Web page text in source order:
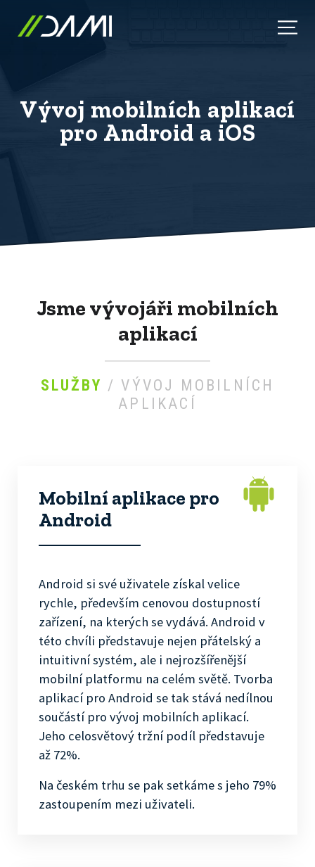
Vývoj mobilních aplikací
pro Android a iOS
Jsme vývojáři mobilních
aplikací
SLUŽBY / VÝVOJ MOBILNÍCH
APLIKACÍ
Mobilní aplikace pro
Android
Android si své uživatele získal velice
rychle, především cenovou dostupností
zařízení, na kterých se vydává. Android v
této chvíli představuje nejen přátelský a
intuitivní systém, ale i nejrozšířenější
mobilní platformu na celém světě. Tvorba
aplikací pro Android se tak stává nedílnou
součástí pro vývoj mobilních aplikací.
Jeho celosvětový tržní podíl představuje
až 72%.
Na českém trhu se pak setkáme s jeho 79%
zastoupením mezi uživateli.